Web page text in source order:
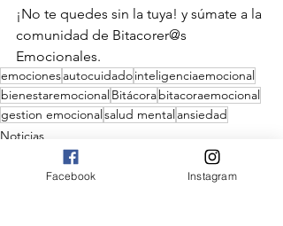
¡No te quedes sin la tuya! y súmate a la
comunidad de Bitacorer@s
Emocionales.
emocionesautocuidadointeligenciaemocional
bienestaremocionalBitácorabitacoraemocional
gestion emocionalsalud mentalansiedad
Noticias
Destacadas
Facebook Instagram